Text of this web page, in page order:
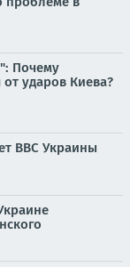
Почему
ударов Киева?
ВВС Украины